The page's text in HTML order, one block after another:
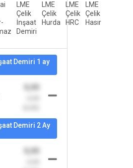
LME
Çelik
İnşaat
Demiri
LME
Çelik
Hurda
LME
Çelik
HRC
LME
Çelik
Hasır
Demiri 1 ay
0,00
Demiri 2 Ay
0,00